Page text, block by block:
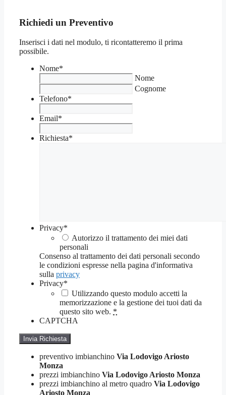
Richiedi un Preventivo
Inserisci i dati nel modulo, ti ricontatteremo il prima
possibile.
Nome*
Nome
Cognome
Telefono*
Email*
Richiesta*
Privacy*
Autorizzo il trattamento dei miei dati
personali
Consenso al trattamento dei dati personali secondo
le condizioni espresse nella pagina d'informativa
sulla privacy
Privacy*
Utilizzando questo modulo accetti la
memorizzazione e la gestione dei tuoi dati da
questo sito web. *
CAPTCHA
preventivo imbianchino Via Lodovigo Ariosto
Monza
prezzi imbianchino Via Lodovigo Ariosto Monza
prezzi imbianchino al metro quadro Via Lodovigo
Ariosto Monza